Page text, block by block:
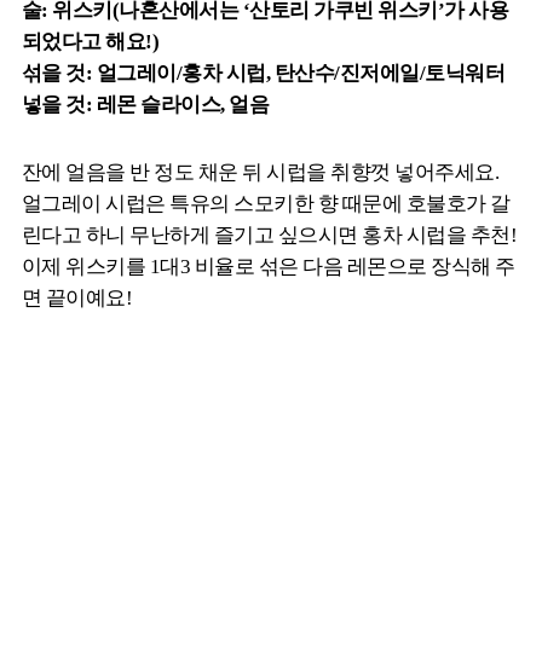
술: 위스키(나혼산에서는 ‘산토리 가쿠빈 위스키’가 사용
되었다고 해요!)
섞을 것: 얼그레이/홍차 시럽, 탄산수/진저에일/토닉워터
넣을 것: 레몬 슬라이스, 얼음
잔에 얼음을 반 정도 채운 뒤 시럽을 취향껏 넣어주세요.
얼그레이 시럽은 특유의 스모키한 향 때문에 호불호가 갈
린다고 하니 무난하게 즐기고 싶으시면 홍차 시럽을 추천!
이제 위스키를 1대3 비율로 섞은 다음 레몬으로 장식해 주
면 끝이예요!